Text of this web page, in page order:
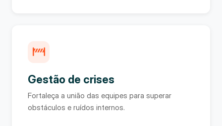
Gestão de crises
Fortaleça a união das equipes para superar
obstáculos e ruídos internos.